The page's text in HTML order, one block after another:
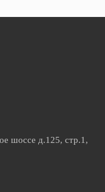
шоссе д.125, стр.1,